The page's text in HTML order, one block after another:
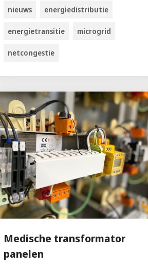
nieuws energiedistributie
energietransitie microgrid
netcongestie
Medische transformator
panelen